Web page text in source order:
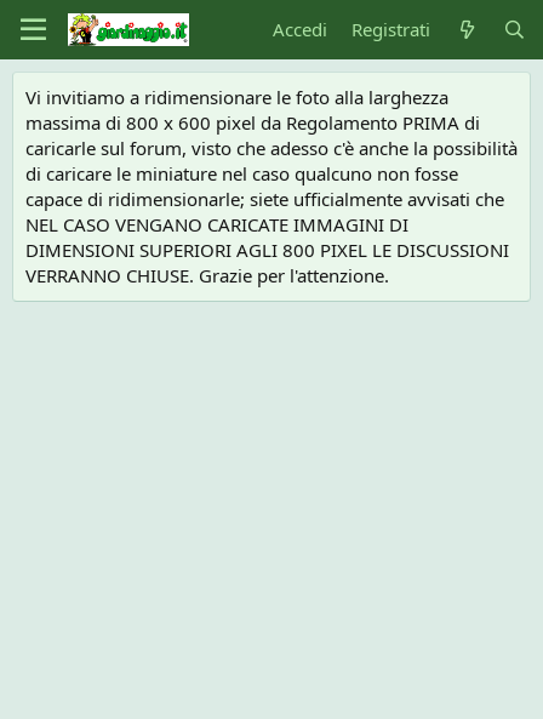
Accedi Registrati
Vi invitiamo a ridimensionare le foto alla larghezza
massima di 800 x 600 pixel da Regolamento PRIMA di
caricarle sul forum, visto che adesso c'è anche la possibilità
di caricare le miniature nel caso qualcuno non fosse
capace di ridimensionarle; siete ufficialmente avvisati che
NEL CASO VENGANO CARICATE IMMAGINI DI
DIMENSIONI SUPERIORI AGLI 800 PIXEL LE DISCUSSIONI
VERRANNO CHIUSE. Grazie per l'attenzione.